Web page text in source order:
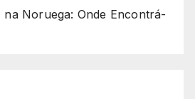
Noruega: Onde Encontrá-